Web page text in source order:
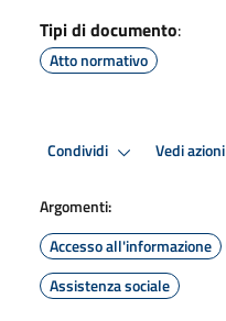
Tipi di documento:
Atto normativo
Condividi Vedi azioni
Argomenti:
Accesso all'informazione
Assistenza sociale